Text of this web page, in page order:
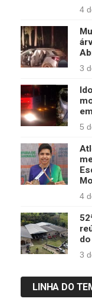
4
3
5
4
3
LINHA DO